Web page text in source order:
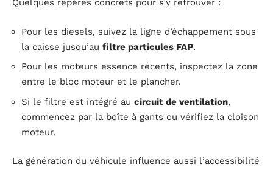
Quelques repères concrets pour s’y retrouver :
Pour les diesels, suivez la ligne d’échappement sous
la caisse jusqu’au filtre particules FAP.
Pour les moteurs essence récents, inspectez la zone
entre le bloc moteur et le plancher.
Si le filtre est intégré au circuit de ventilation,
commencez par la boîte à gants ou vérifiez la cloison
moteur.
La génération du véhicule influence aussi l’accessibilité